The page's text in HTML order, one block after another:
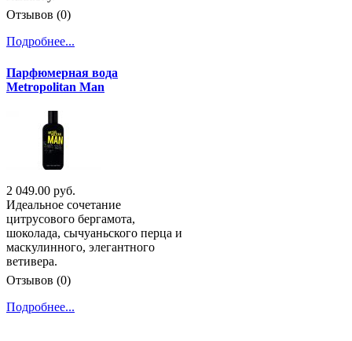
Отзывов (0)
Подробнее...
Парфюмерная вода
Metropolitan Man
2 049.00 руб.
Идеальное сочетание
цитрусового бергамота,
шоколада, сычуаньского перца и
маскулинного, элегантного
ветивера.
Отзывов (0)
Подробнее...